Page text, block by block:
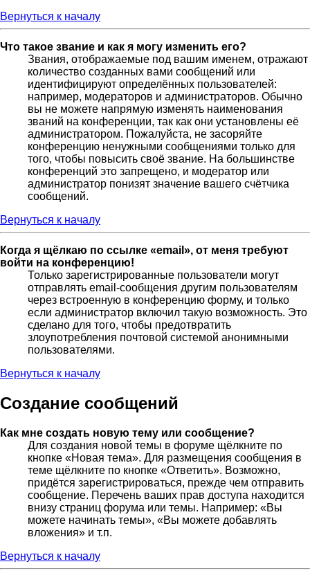
Вернуться к началу
Что такое звание и как я могу изменить его?
Звания, отображаемые под вашим именем, отражают
количество созданных вами сообщений или
идентифицируют определённых пользователей:
например, модераторов и администраторов. Обычно
вы не можете напрямую изменять наименования
званий на конференции, так как они установлены её
администратором. Пожалуйста, не засоряйте
конференцию ненужными сообщениями только для
того, чтобы повысить своё звание. На большинстве
конференций это запрещено, и модератор или
администратор понизят значение вашего счётчика
сообщений.
Вернуться к началу
Когда я щёлкаю по ссылке «email», от меня требуют
войти на конференцию!
Только зарегистрированные пользователи могут
отправлять email-сообщения другим пользователям
через встроенную в конференцию форму, и только
если администратор включил такую возможность. Это
сделано для того, чтобы предотвратить
злоупотребления почтовой системой анонимными
пользователями.
Вернуться к началу
Создание сообщений
Как мне создать новую тему или сообщение?
Для создания новой темы в форуме щёлкните по
кнопке «Новая тема». Для размещения сообщения в
теме щёлкните по кнопке «Ответить». Возможно,
придётся зарегистрироваться, прежде чем отправить
сообщение. Перечень ваших прав доступа находится
внизу страниц форума или темы. Например: «Вы
можете начинать темы», «Вы можете добавлять
вложения» и т.п.
Вернуться к началу